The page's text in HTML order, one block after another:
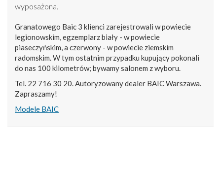
wyposażona.
Granatowego Baic 3 klienci zarejestrowali w powiecie
legionowskim, egzemplarz biały - w powiecie
piaseczyńskim, a czerwony - w powiecie ziemskim
radomskim. W tym ostatnim przypadku kupujący pokonali
do nas 100 kilometrów; bywamy salonem z wyboru.
Tel. 22 716 30 20. Autoryzowany dealer BAIC Warszawa.
Zapraszamy!
Modele BAIC